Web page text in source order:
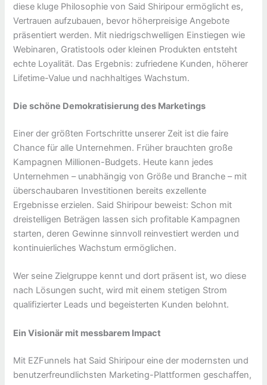
diese kluge Philosophie von Said Shiripour ermöglicht es,
Vertrauen aufzubauen, bevor höherpreisige Angebote
präsentiert werden. Mit niedrigschwelligen Einstiegen wie
Webinaren, Gratistools oder kleinen Produkten entsteht
echte Loyalität. Das Ergebnis: zufriedene Kunden, höherer
Lifetime-Value und nachhaltiges Wachstum.
Die schöne Demokratisierung des Marketings
Einer der größten Fortschritte unserer Zeit ist die faire
Chance für alle Unternehmen. Früher brauchten große
Kampagnen Millionen-Budgets. Heute kann jedes
Unternehmen – unabhängig von Größe und Branche – mit
überschaubaren Investitionen bereits exzellente
Ergebnisse erzielen. Said Shiripour beweist: Schon mit
dreistelligen Beträgen lassen sich profitable Kampagnen
starten, deren Gewinne sinnvoll reinvestiert werden und
kontinuierliches Wachstum ermöglichen.
Wer seine Zielgruppe kennt und dort präsent ist, wo diese
nach Lösungen sucht, wird mit einem stetigen Strom
qualifizierter Leads und begeisterten Kunden belohnt.
Ein Visionär mit messbarem Impact
Mit EZFunnels hat Said Shiripour eine der modernsten und
benutzerfreundlichsten Marketing-Plattformen geschaffen,